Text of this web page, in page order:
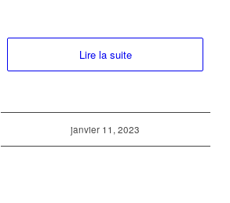
Lire la suite
janvier 11, 2023